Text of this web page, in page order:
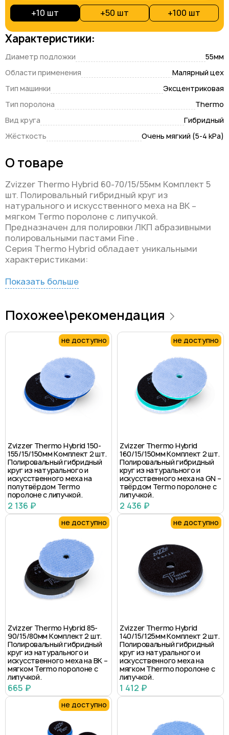
+10 шт +50 шт +100 шт
Характеристики:
Диаметр подложки
55мм
Области применения
Малярный цех
Тип машинки
Эксцентриковая
Тип поролона
Thermo
Вид круга
Гибридный
Жёсткость
Очень мягкий (5-4 kPa)
О товаре
Zvizzer Thermo Hybrid 60-70/15/55мм Комплект 5
шт. Полировальный гибридный круг из
натурального и искусственного меха на BK –
мягком Termo поролоне с липучкой.
Предназначен для полировки ЛКП абразивными
полировальными пастами Fine .
Серия Thermo Hybrid обладает уникальными
характеристиками:
Показать больше
Похожее\рекомендация
не доступно
Zvizzer Thermo Hybrid 150-
155/15/150мм Комплект 2 шт.
Полировальный гибридный
круг из натурального и
искусственного меха на
полутвёрдом Termo
поролоне с липучкой.
2 136 ₽
не доступно
Zvizzer Thermo Hybrid
160/15/150мм Комплект 2 шт.
Полировальный гибридный
круг из натурального и
искусственного меха на GN –
твёрдом Termo поролоне с
липучкой.
2 436 ₽
не доступно
Zvizzer Thermo Hybrid 85-
90/15/80мм Комплект 2 шт.
Полировальный гибридный
круг из натурального и
искусственного меха на BK –
мягком Termo поролоне с
липучкой.
665 ₽
не доступно
Zvizzer Thermo Hybrid
140/15/125мм Комплект 2 шт.
Полировальный гибридный
круг из натурального и
искусственного меха на
мягком Thermo поролоне с
липучкой.
1 412 ₽
не доступно